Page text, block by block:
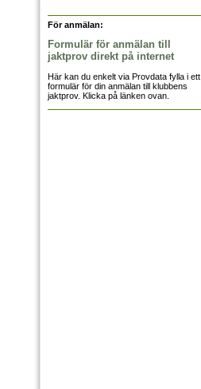
För anmälan:
Formulär för anmälan till
jaktprov direkt på internet
Här kan du enkelt via Provdata fylla i ett
formulär för din anmälan till klubbens
jaktprov. Klicka på länken ovan.